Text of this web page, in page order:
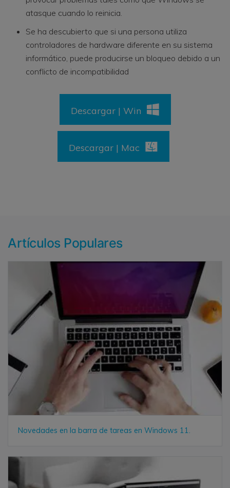
atasque cuando lo reinicia.
Se ha descubierto que si una persona utiliza
controladores de hardware diferente en su sistema
informático, puede producirse un bloqueo debido a un
conflicto de incompatibilidad
Descargar | Win
Descargar | Mac
Artículos Populares
Novedades en la barra de tareas en Windows 11.